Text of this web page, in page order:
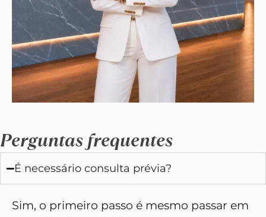
Perguntas frequentes
É necessário consulta prévia?
Sim, o primeiro passo é mesmo passar em